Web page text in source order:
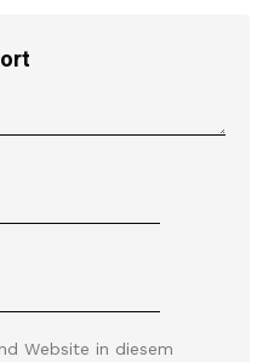
Website in diesem